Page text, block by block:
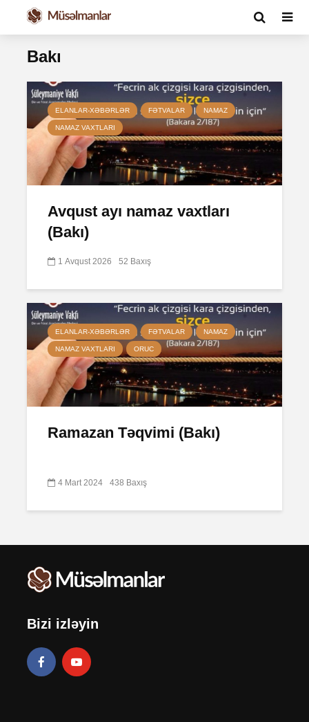
Bakı
ELANLAR-XƏBƏRLƏR FƏTVALAR NAMAZ
NAMAZ VAXTLARI
Avqust ayı namaz vaxtları
(Bakı)
1 Avqust 2026 52 Baxış
ELANLAR-XƏBƏRLƏR FƏTVALAR NAMAZ
NAMAZ VAXTLARI ORUC
Ramazan Təqvimi (Bakı)
4 Mart 2024 438 Baxış
Bizi izləyin